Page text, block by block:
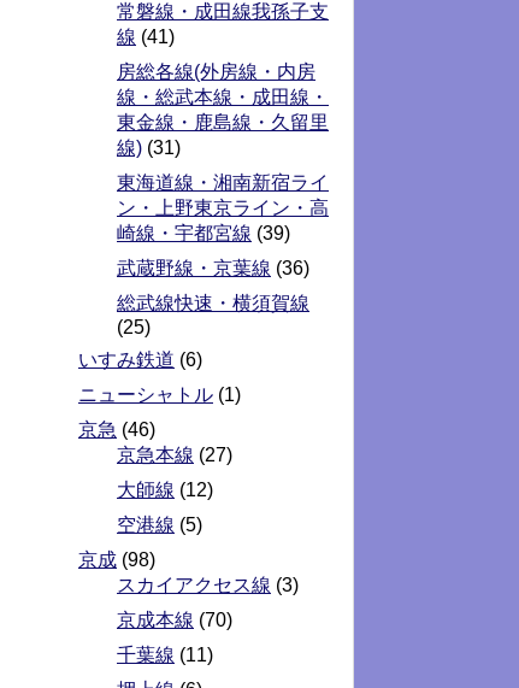
常磐線・成田線我孫子支
線 (41)
房総各線(外房線・内房
線・総武本線・成田線・
東金線・鹿島線・久留里
線) (31)
東海道線・湘南新宿ライ
ン・上野東京ライン・高
崎線・宇都宮線 (39)
武蔵野線・京葉線 (36)
総武線快速・横須賀線
(25)
いすみ鉄道 (6)
ニューシャトル (1)
京急 (46)
京急本線 (27)
大師線 (12)
空港線 (5)
京成 (98)
スカイアクセス線 (3)
京成本線 (70)
千葉線 (11)